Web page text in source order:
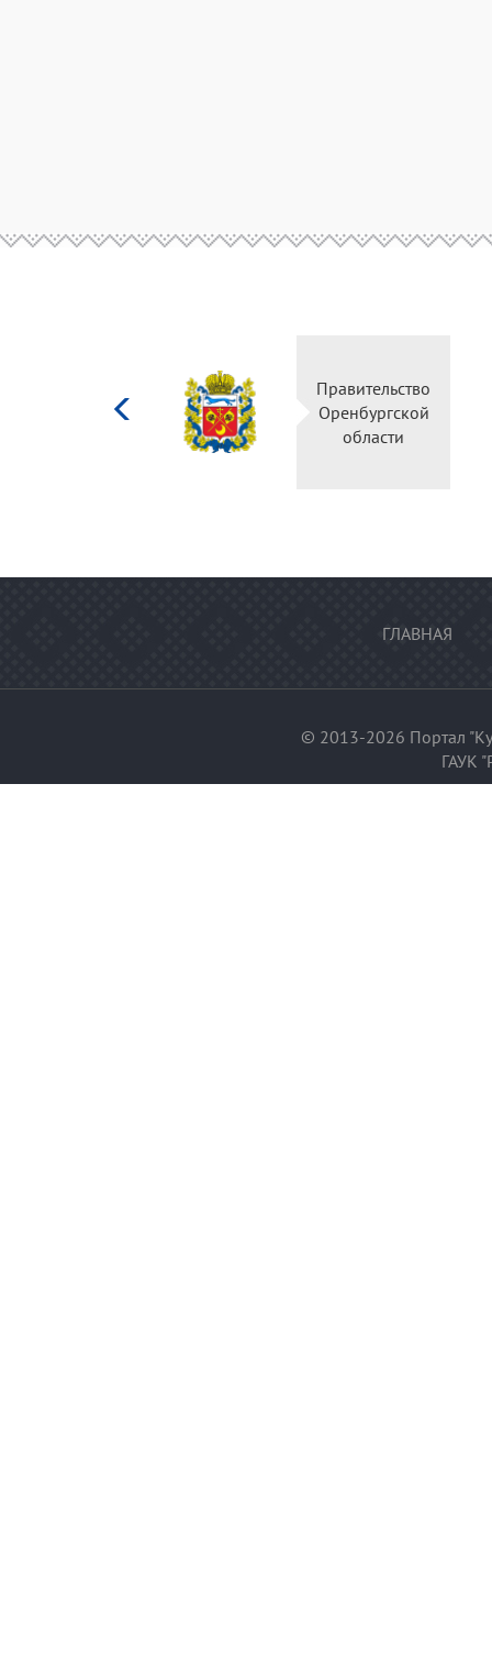
Правительство
Оренбургской
области
ГЛАВНАЯ
© 2013-2026 Портал
ГАУК